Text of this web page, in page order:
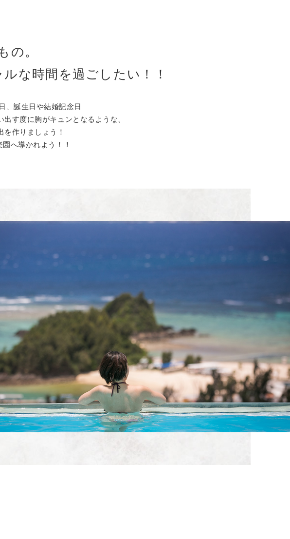
の。
な時間を過ごしたい！！
、誕生日や結婚記念日
す度に胸がキュンとなるような、
作りましょう！
へ導かれよう！！